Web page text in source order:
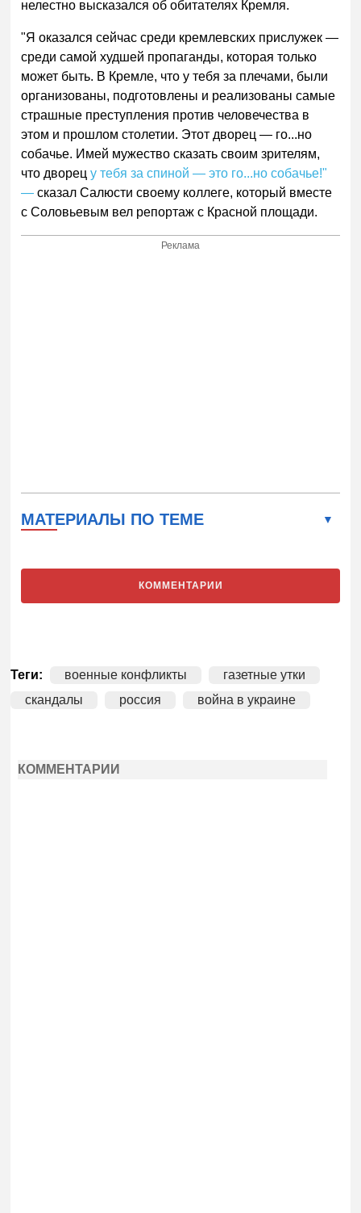
нелестно высказался об обитателях Кремля.
"Я оказался сейчас среди кремлевских прислужек —
среди самой худшей пропаганды, которая только
может быть. В Кремле, что у тебя за плечами, были
организованы, подготовлены и реализованы самые
страшные преступления против человечества в
этом и прошлом столетии. Этот дворец — го...но
собачье. Имей мужество сказать своим зрителям,
что дворец у тебя за спиной — это го...но собачье!"
—сказал Салюсти своему коллеге, который вместе
с Соловьевым вел репортаж с Красной площади.
Реклама
МАТЕРИАЛЫ ПО ТЕМЕ
КОММЕНТАРИИ
Теги: военные конфликты
газетные утки
скандалы
россия война в украине
КОММЕНТАРИИ